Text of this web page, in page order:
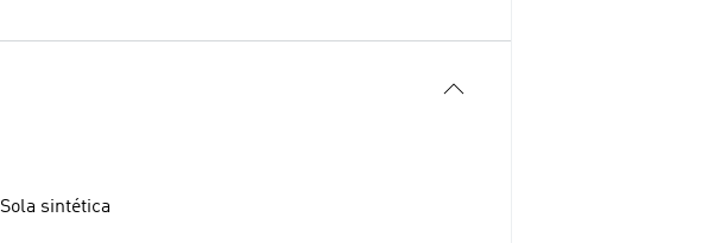
Sola sintética